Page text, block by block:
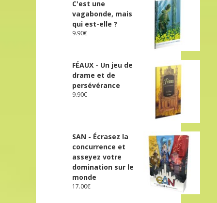
C'est une
vagabonde, mais
qui est-elle ?
9.90€
FÉAUX - Un jeu de
drame et de
persévérance
9.90€
SAN - Écrasez la
concurrence et
asseyez votre
domination sur le
monde
17.00€